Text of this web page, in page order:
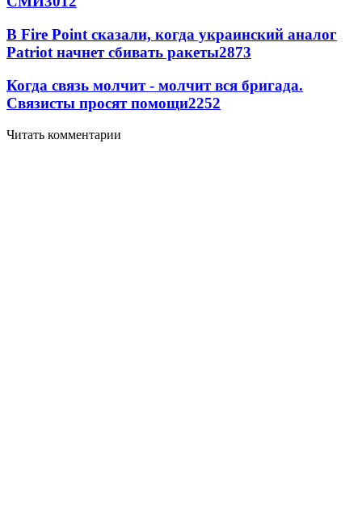
В Fire Point сказали, когда украинский аналог
Patriot начнет сбивать ракеты2873
Когда связь молчит - молчит вся бригада.
Связисты просят помощи2252
Читать комментарии